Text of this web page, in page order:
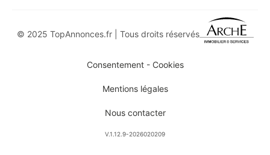
© 2025 TopAnnonces.fr | Tous droits réservés
Consentement - Cookies
Mentions légales
Nous contacter
V.1.12.9-2026020209